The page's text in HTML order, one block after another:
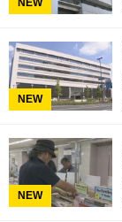
NEW
NEW